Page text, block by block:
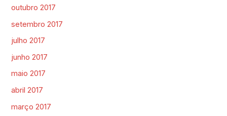
outubro 2017
setembro 2017
julho 2017
junho 2017
maio 2017
abril 2017
março 2017